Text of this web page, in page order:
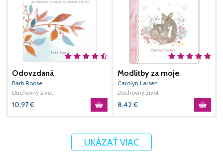
Odovzdaná
Barb Roose
Duchovný život
10,97€
Modlitby za moje
dievčatko
Carolyn Larsen
Duchovný život
8,42 €
UKÁZAŤ VIAC